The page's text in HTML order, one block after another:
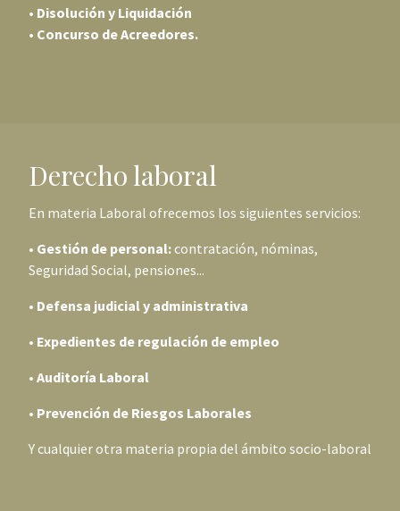
• Disolución y Liquidación
• Concurso de Acreedores.
Derecho laboral
En materia Laboral ofrecemos los siguientes servicios:
• Gestión de personal:contratación, nóminas,
Seguridad Social, pensiones...
• Defensa judicial y administrativa
• Expedientes de regulación de empleo
• Auditoría Laboral
• Prevención de Riesgos Laborales
Y cualquier otra materia propia del ámbito socio-laboral